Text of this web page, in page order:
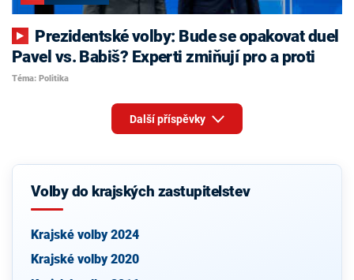
Pavel vs. Babiš? Experti zmiňují pro a proti
Téma: Politika
Další příspěvky
Volby do krajských zastupitelstev
Krajské volby 2024
Krajské volby 2020